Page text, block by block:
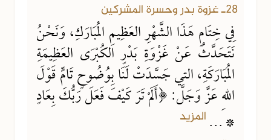
28ـ غزوة بدر وحسرة المشركين
فِي خِتَامِ هَذَا الشَّهْرِ العَظِيمِ المُبَارَكِ، وَنَحْنُ
نَتَحَدَّثُ عَنْ غَزْوَةِ بَدْرٍ الكُبْرَى العَظِيمَةِ
المُبَارَكَةِ، التي جَسَّدَتْ لَنَا بِوُضُوحٍ تَامٍّ قَوْلَ
اللهِ عَزَّ وَجَلَّ: ﴿أَلَمْ تَرَ كَيْفَ فَعَلَ رَبُّكَ بِعَادٍ
* ... المزيد